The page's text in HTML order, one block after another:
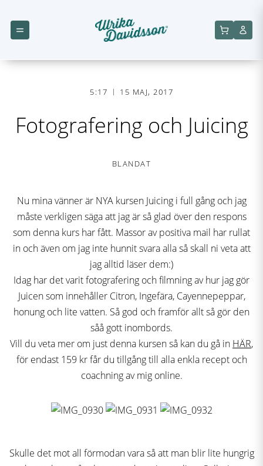
5:17 15 MAJ, 2017
Fotografering och Juicing
BLANDAT
Nu mina vänner är NYA kursen Juicing i full gång och jag
måste verkligen säga att jag är så glad över den respons
som denna kurs har fått. Massor av positiva mail har rullat
in och även om jag inte hunnit svara alla så skall ni veta att
jag alltid läser dem:)
Idag har det varit fotografering och filmning av hur jag gör
Juicen som innehåller Citron, Ingefära, Cayennepeppar,
honung och lite vatten. Så god och framför allt så gör den
såå gott inombords.
Vill du veta mer om just denna kursen så kan du gå in HÄR,
för endast 159 kr får du tillgång till alla enkla recept och
coachning av mig online.
Skulle det mot all förmodan vara så att man blir lite hungrig